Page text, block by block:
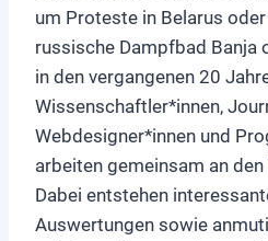
um Proteste in Belarus
russische Dampfbad Banja
in den vergangenen 20
Wissenschaftler*innen,
Webdesigner*innen und
arbeiten gemeinsam an
Dabei entstehen
Auswertungen sowie